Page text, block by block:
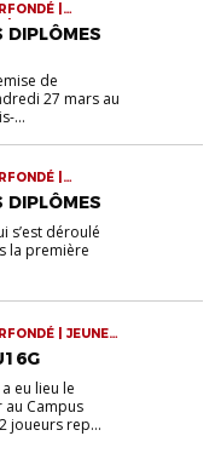
|
| VIE DE LA
DIPLÔMES
de
27 mars au
...
|
EDUCATEURS
DIPLÔMES
s’est déroulé
la première
| JEUNES
eu lieu le
Campus
joueurs rep...